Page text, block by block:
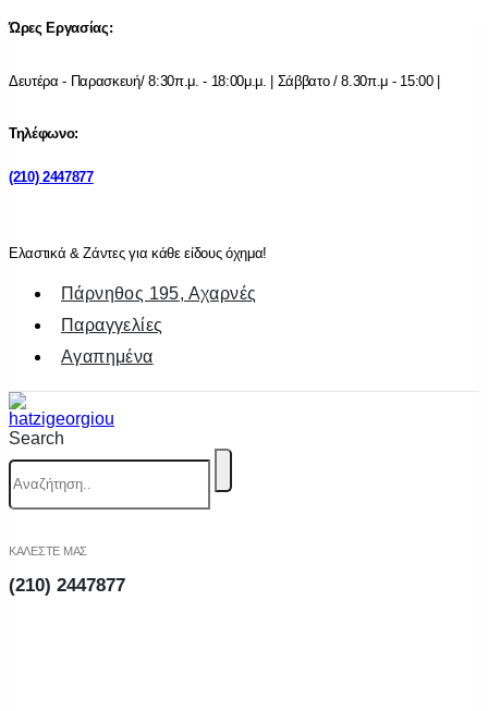
Ώρες Εργασίας:
Δευτέρα - Παρασκευή/ 8:30π.μ. - 18:00μ.μ. | Σάββατο / 8.30π.μ - 15:00 |
Τηλέφωνο:
(210) 2447877
Ελαστικά & Ζάντες για κάθε είδους όχημα!
Πάρνηθος 195, Αχαρνές
Παραγγελίες
Αγαπημένα
Search
ΚΑΛΕΣΤΕ ΜΑΣ
(210) 2447877